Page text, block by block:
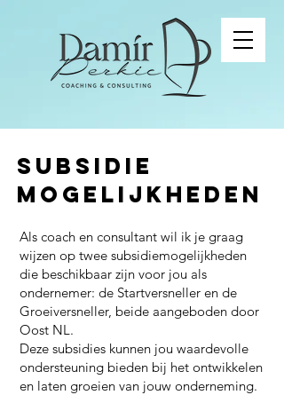
Subsidie
mogelijkheden
Als coach en consultant wil ik je graag
wijzen op twee subsidiemogelijkheden
die beschikbaar zijn voor jou als
ondernemer: de Startversneller en de
Groeiversneller, beide aangeboden door
Oost NL.
Deze subsidies kunnen jou waardevolle
ondersteuning bieden bij het ontwikkelen
en laten groeien van jouw onderneming.